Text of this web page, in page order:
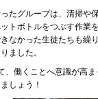
たグループは、清掃や
トボトルをつぶす作業
なかった生徒たちも繰
ました。
、働くことへ意識が高ま
しょう！